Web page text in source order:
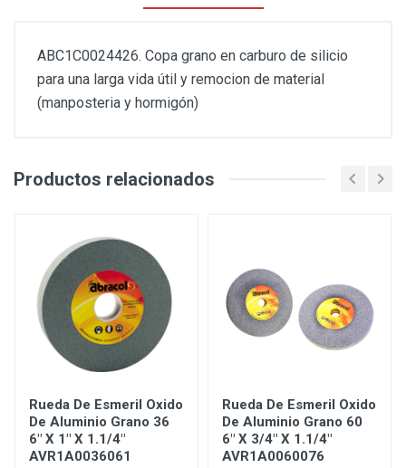
ABC1C0024426. Copa grano en carburo de silicio
para una larga vida útil y remocion de material
(manposteria y hormigón)
Productos relacionados
Rueda De Esmeril Oxido
De Aluminio Grano 36
6" X 1" X 1.1/4"
AVR1A0036061
Rueda De Esmeril Oxido
De Aluminio Grano 60
6" X 3/4" X 1.1/4"
AVR1A0060076